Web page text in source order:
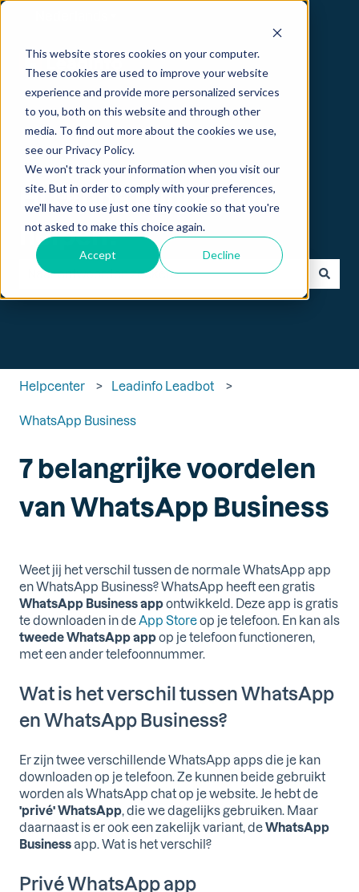
This website stores cookies on your computer.
These cookies are used to improve your website
experience and provide more personalized services
to you, both on this website and through other
media. To find out more about the cookies we use,
see our Privacy Policy.
We won't track your information when you visit our
site. But in order to comply with your preferences,
we'll have to use just one tiny cookie so that you're
not asked to make this choice again.
Accept Decline
Hi 👋 hoe kunnen we
helpen?
Er zijn geen suggesties want het zoekveld is leeg.
Helpcenter Leadinfo Leadbot
WhatsApp Business
7 belangrijke voordelen
van WhatsApp Business
Weet jij het verschil tussen de normale WhatsApp app
en WhatsApp Business? WhatsApp heeft een gratis
WhatsApp Business appontwikkeld. Deze app is gratis
te downloaden in deApp Storeop je telefoon. En kan als
tweede WhatsApp appop je telefoon functioneren,
met een ander telefoonnummer.
Wat is het verschil tussen WhatsApp
en WhatsApp Business?
Er zijn twee verschillende WhatsApp apps die je kan
downloaden op je telefoon. Ze kunnen beide gebruikt
worden als WhatsApp chat op je website. Je hebt de
'privé' WhatsApp, die we dagelijks gebruiken. Maar
daarnaast is er ook een zakelijk variant, deWhatsApp
Businessapp. Wat is het verschil?
Privé WhatsApp app